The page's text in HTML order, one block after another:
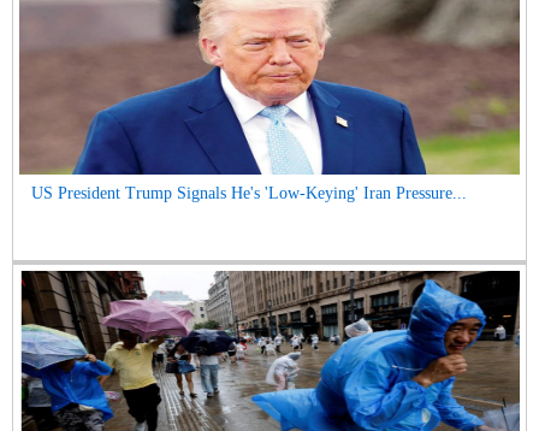
US President Trump Signals He's 'Low-Keying' Iran Pressure...